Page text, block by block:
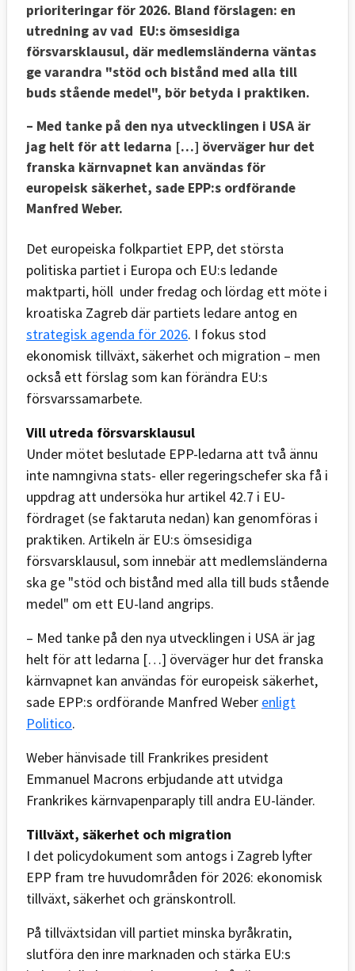
prioriteringar för 2026. Bland förslagen: en
utredning av vad EU:s ömsesidiga
försvarsklausul, där medlemsländerna väntas
ge varandra "stöd och bistånd med alla till
buds stående medel", bör betyda i praktiken.
– Med tanke på den nya utvecklingen i USA är
jag helt för att ledarna […] överväger hur det
franska kärnvapnet kan användas för
europeisk säkerhet, sade EPP:s ordförande
Manfred Weber.
Det europeiska folkpartiet EPP, det största
politiska partiet i Europa och EU:s ledande
maktparti, höll under fredag och lördag ett möte i
kroatiska Zagreb där partiets ledare antog en
strategisk agenda för 2026. I fokus stod
ekonomisk tillväxt, säkerhet och migration – men
också ett förslag som kan förändra EU:s
försvarssamarbete.
Vill utreda försvarsklausul
Under mötet beslutade EPP-ledarna att två ännu
inte namngivna stats- eller regeringschefer ska få i
uppdrag att undersöka hur artikel 42.7 i EU-
fördraget (se faktaruta nedan) kan genomföras i
praktiken. Artikeln är EU:s ömsesidiga
försvarsklausul, som innebär att medlemsländerna
ska ge "stöd och bistånd med alla till buds stående
medel" om ett EU-land angrips.
– Med tanke på den nya utvecklingen i USA är jag
helt för att ledarna […] överväger hur det franska
kärnvapnet kan användas för europeisk säkerhet,
sade EPP:s ordförande Manfred Weber enligt
Politico.
Weber hänvisade till Frankrikes president
Emmanuel Macrons erbjudande att utvidga
Frankrikes kärnvapenparaply till andra EU-länder.
Tillväxt, säkerhet och migration
I det policydokument som antogs i Zagreb lyfter
EPP fram tre huvudområden för 2026: ekonomisk
tillväxt, säkerhet och gränskontroll.
På tillväxtsidan vill partiet minska byråkratin,
slutföra den inre marknaden och stärka EU:s